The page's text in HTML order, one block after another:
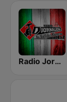
Radio Jornalera Taxco